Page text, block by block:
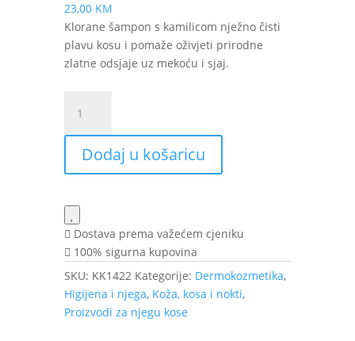
23,00 KM
Klorane šampon s kamilicom nježno čisti
plavu kosu i pomaže oživjeti prirodne
zlatne odsjaje uz mekoću i sjaj.
šampon
s
kamilicom
za
kosu
200
ml
količina
Dodaj u košaricu
Dostava prema važećem cjeniku
100% sigurna kupovina
SKU: KK1422 Kategorije: Dermokozmetika,
Higijena i njega, Koža, kosa i nokti,
Proizvodi za njegu kose